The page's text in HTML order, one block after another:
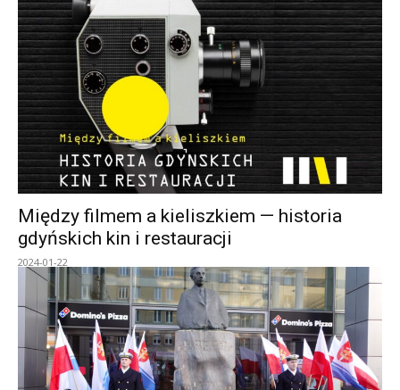
Między filmem a kieliszkiem — historia
gdyńskich kin i restauracji
2024-01-22